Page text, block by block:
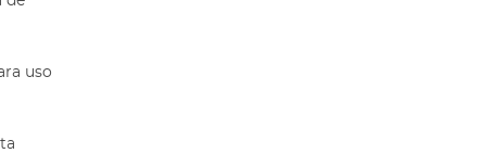
uso